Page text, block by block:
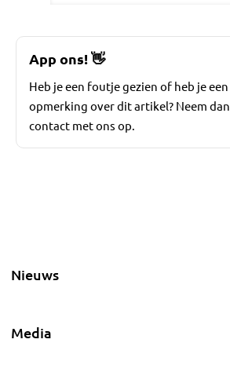
App ons!👋
Heb je een foutje gezien of heb je een
opmerking over dit artikel? Neem dan
contact met ons op.
Nieuws
Media